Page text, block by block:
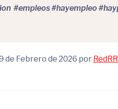
#empleos #hayempleo
de Febrero de 2026 por